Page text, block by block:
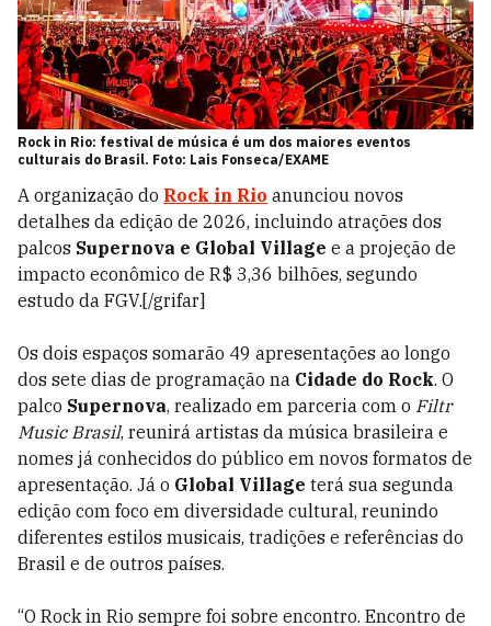
Rock in Rio: festival de música é um dos maiores eventos
culturais do Brasil. Foto: Lais Fonseca/EXAME
A organização do Rock in Rio anunciou novos
detalhes da edição de 2026, incluindo atrações dos
palcos Supernova e Global Village e a projeção de
impacto econômico de R$ 3,36 bilhões, segundo
estudo da FGV.[/grifar]
Os dois espaços somarão 49 apresentações ao longo
dos sete dias de programação na Cidade do Rock. O
palco Supernova, realizado em parceria com o Filtr
Music Brasil, reunirá artistas da música brasileira e
nomes já conhecidos do público em novos formatos de
apresentação. Já o Global Village terá sua segunda
edição com foco em diversidade cultural, reunindo
diferentes estilos musicais, tradições e referências do
Brasil e de outros países.
“O Rock in Rio sempre foi sobre encontro. Encontro de